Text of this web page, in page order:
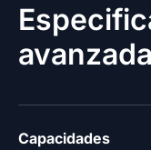
Capacidades